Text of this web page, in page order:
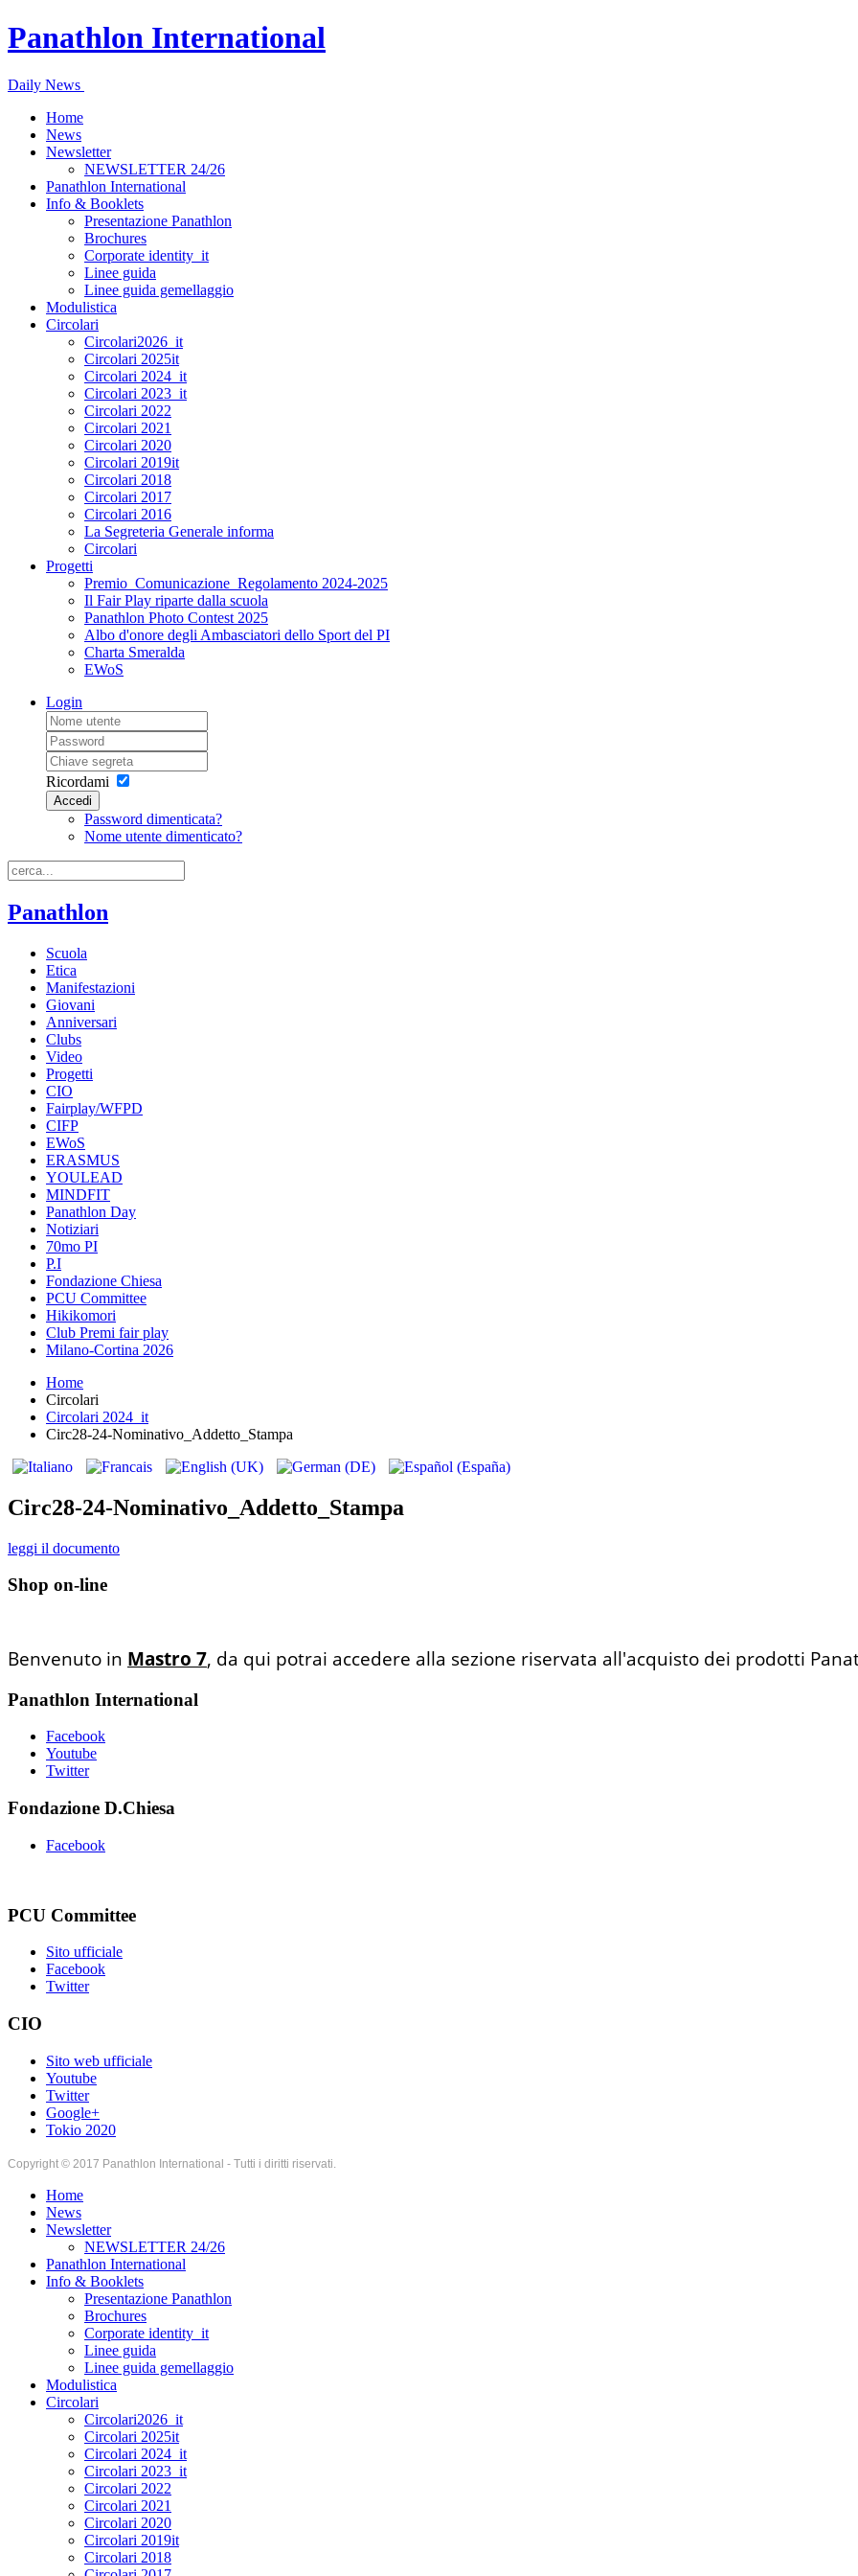
Panathlon International
Daily News
Home
News
Newsletter
NEWSLETTER 24/26
Panathlon International
Info & Booklets
Presentazione Panathlon
Brochures
Corporate identity_it
Linee guida
Linee guida gemellaggio
Modulistica
Circolari
Circolari2026_it
Circolari 2025it
Circolari 2024_it
Circolari 2023_it
Circolari 2022
Circolari 2021
Circolari 2020
Circolari 2019it
Circolari 2018
Circolari 2017
Circolari 2016
La Segreteria Generale informa
Circolari
Progetti
Premio_Comunicazione_Regolamento 2024-2025
Il Fair Play riparte dalla scuola
Panathlon Photo Contest 2025
Albo d'onore degli Ambasciatori dello Sport del PI
Charta Smeralda
EWoS
Login
Ricordami
Accedi
Password dimenticata?
Nome utente dimenticato?
Panathlon
Scuola
Etica
Manifestazioni
Giovani
Anniversari
Clubs
Video
Progetti
CIO
Fairplay/WFPD
CIFP
EWoS
ERASMUS
YOULEAD
MINDFIT
Panathlon Day
Notiziari
70mo PI
P.I
Fondazione Chiesa
PCU Committee
Hikikomori
Club Premi fair play
Milano-Cortina 2026
Home
Circolari
Circolari 2024_it
Circ28-24-Nominativo_Addetto_Stampa
Circ28-24-Nominativo_Addetto_Stampa
leggi il documento
Shop on-line
Benvenuto in Mastro 7, da qui potrai accedere alla sezione riservata all'acquisto dei prodotti
Panathlon International
Facebook
Youtube
Twitter
Fondazione D.Chiesa
Facebook
PCU Committee
Sito ufficiale
Facebook
Twitter
CIO
Sito web ufficiale
Youtube
Twitter
Google+
Tokio 2020
Copyright © 2017 Panathlon International - Tutti i diritti riservati.
Home
News
Newsletter
NEWSLETTER 24/26
Panathlon International
Info & Booklets
Presentazione Panathlon
Brochures
Corporate identity_it
Linee guida
Linee guida gemellaggio
Modulistica
Circolari
Circolari2026_it
Circolari 2025it
Circolari 2024_it
Circolari 2023_it
Circolari 2022
Circolari 2021
Circolari 2020
Circolari 2019it
Circolari 2018